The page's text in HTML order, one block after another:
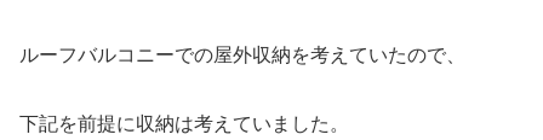
ルーフバルコニーでの屋外収納を考えていたので、
下記を前提に収納は考えていました。